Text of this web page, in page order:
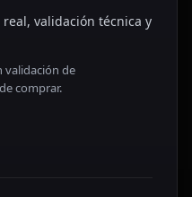
validación técnica y
validación de
comprar.